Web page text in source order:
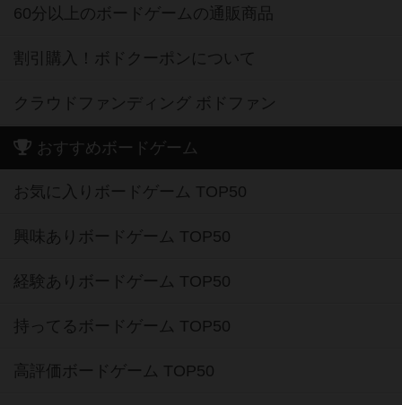
60分以上のボードゲームの通販商品
割引購入！ボドクーポンについて
クラウドファンディング ボドファン
おすすめボードゲーム
お気に入りボードゲーム TOP50
興味ありボードゲーム TOP50
経験ありボードゲーム TOP50
持ってるボードゲーム TOP50
高評価ボードゲーム TOP50